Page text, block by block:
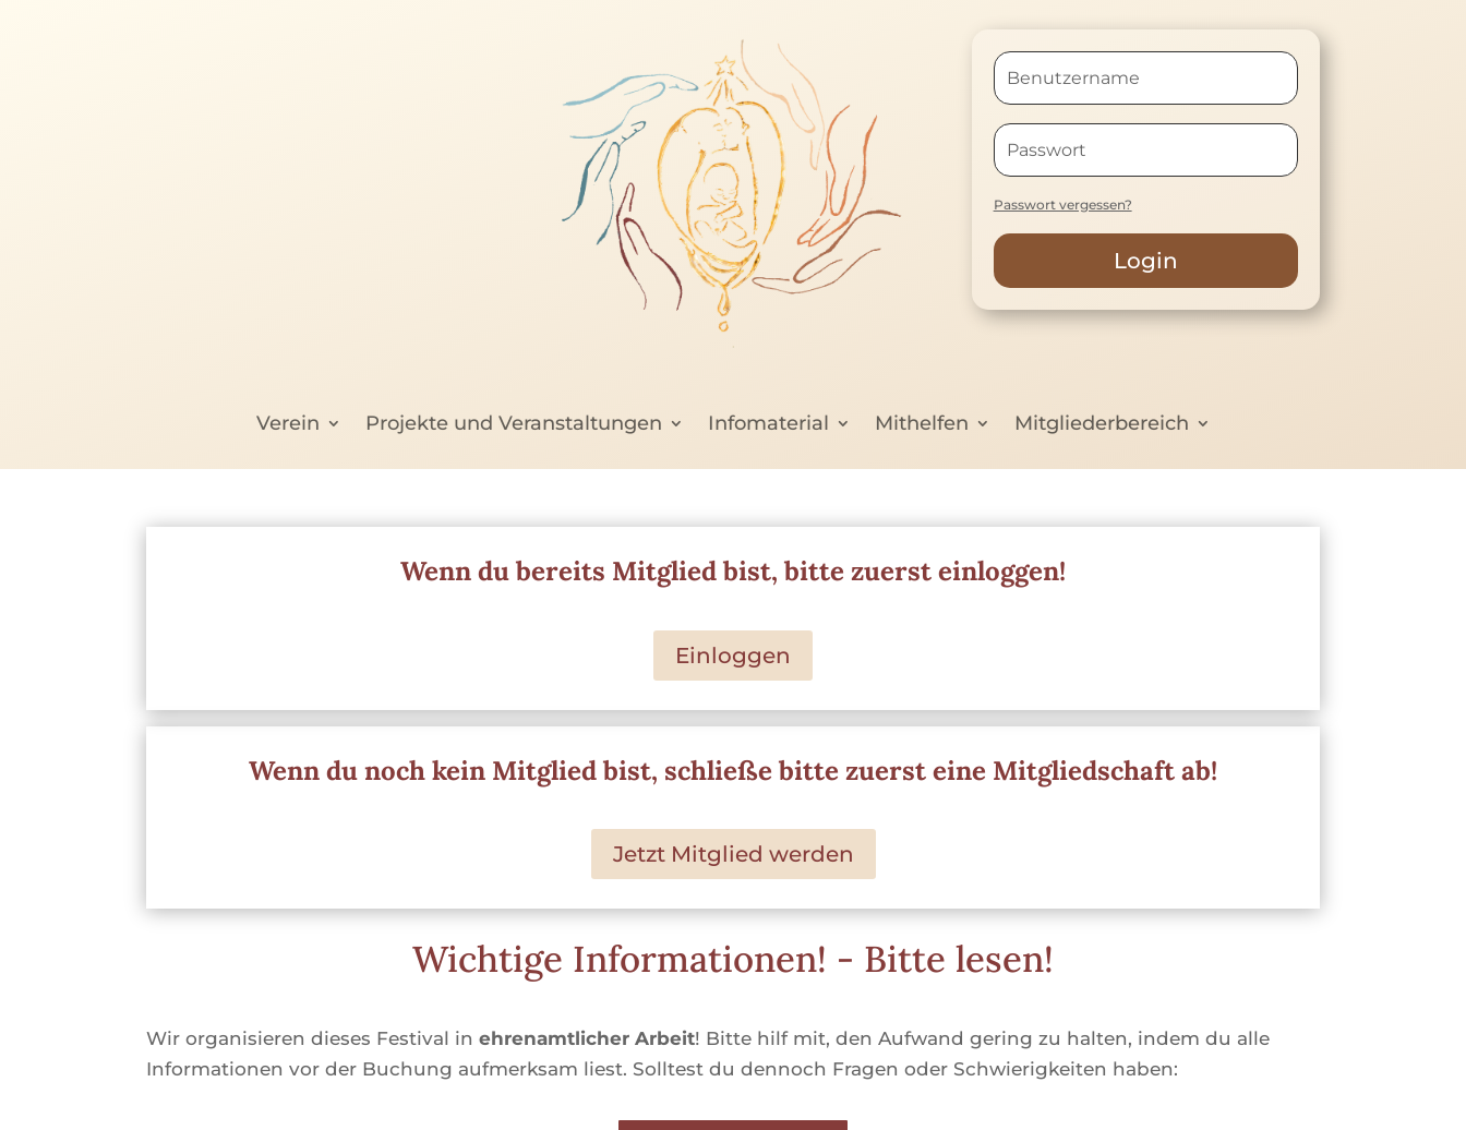
Passwort vergessen?
Login
Verein Projekte und Veranstaltungen Infomaterial Mithelfen Mitgliederbereich
Wenn du bereits Mitglied bist, bitte zuerst einloggen!
Einloggen
Wenn du noch kein Mitglied bist, schließe bitte zuerst eine Mitgliedschaft ab!
Jetzt Mitglied werden
Wichtige Informationen! - Bitte lesen!
Wir organisieren dieses Festival inehrenamtlicher Arbeit! Bitte hilf mit, den Aufwand gering zu halten, indem du alle
Informationen vor der Buchung aufmerksam liest. Solltest du dennoch Fragen oder Schwierigkeiten haben: